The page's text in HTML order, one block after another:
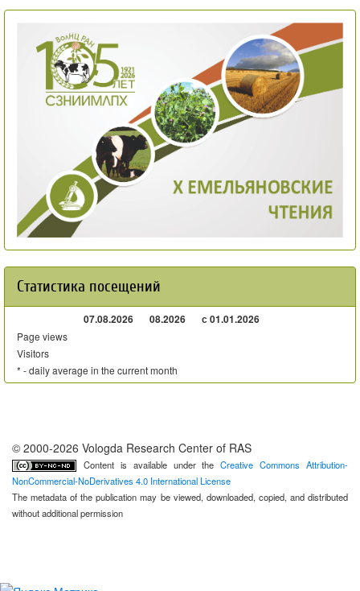
Статистика посещений
07.08.2026 08.2026 с 01.01.2026
Page views
Visitors
* - daily average in the current month
© 2000-2026 Vologda Research Center of RAS
Content is available under theCreative Commons Attribution-
NonCommercial-NoDerivatives 4.0 International License
The metadata of the publication may be viewed, downloaded, copied, and distributed
without additional permission